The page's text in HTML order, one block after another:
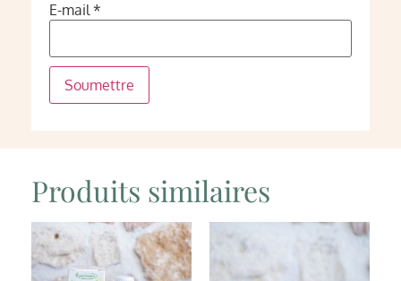
E-mail*
Produits similaires